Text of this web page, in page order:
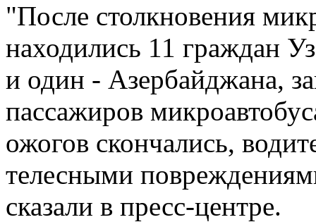
"После столкновения
находились 11 граждан
и один - Азербайджана,
пассажиров
ожогов скончались,
телесными
сказали в пресс-центре.